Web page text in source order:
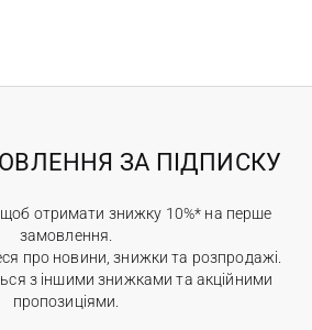
ЗА ПІДПИСКУ
щоб отримати знижку 10%* на перше
замовлення.
про новини, знижки та розпродажі.
з іншими знижками та акційними
пропозиціями.